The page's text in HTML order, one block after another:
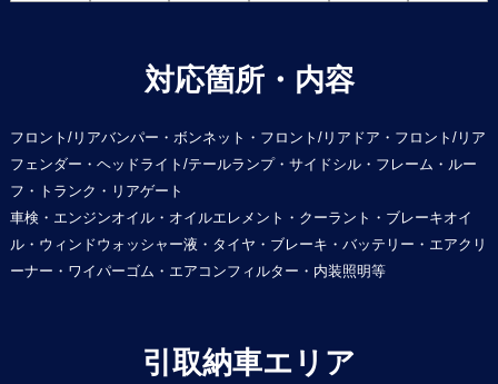
対応箇所・内容
フロント/リアバンパー・ボンネット・フロント/リアドア・フロント/リア
フェンダー・ヘッドライト/テールランプ・サイドシル・フレーム・ルー
フ・トランク・リアゲート
車検・エンジンオイル・オイルエレメント・クーラント・ブレーキオイ
ル・ウィンドウォッシャー液・タイヤ・ブレーキ・バッテリー・エアクリ
ーナー・ワイパーゴム・エアコンフィルター・内装照明等
引取納車エリア